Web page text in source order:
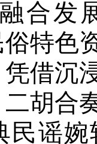
合发
特色
借沉
胡合
民谣